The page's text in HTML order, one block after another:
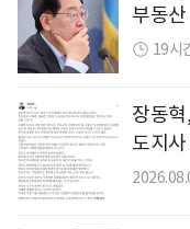
부동
19시
장동
도지